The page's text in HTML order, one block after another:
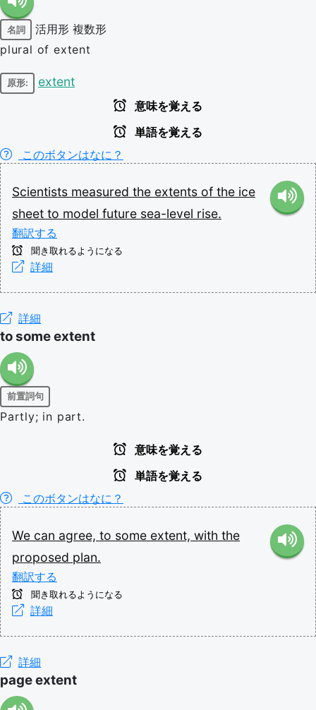
名詞 活用形 複数形
plural of extent
原形: extent
意味を覚える
単語を覚える
このボタンはなに？
Scientists measured the extents of the ice
sheet to model future sea-level rise.
翻訳する
聞き取れるようになる
詳細
詳細
to some extent
前置詞句
Partly; in part.
意味を覚える
単語を覚える
このボタンはなに？
We can agree, to some extent, with the
proposed plan.
翻訳する
聞き取れるようになる
詳細
詳細
page extent